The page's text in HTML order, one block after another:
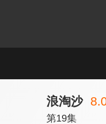
浪淘沙
第19集